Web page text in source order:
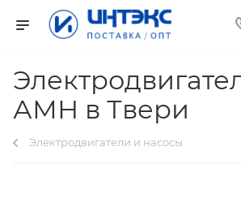
АМН в Твери
Электродвигатели и насосы